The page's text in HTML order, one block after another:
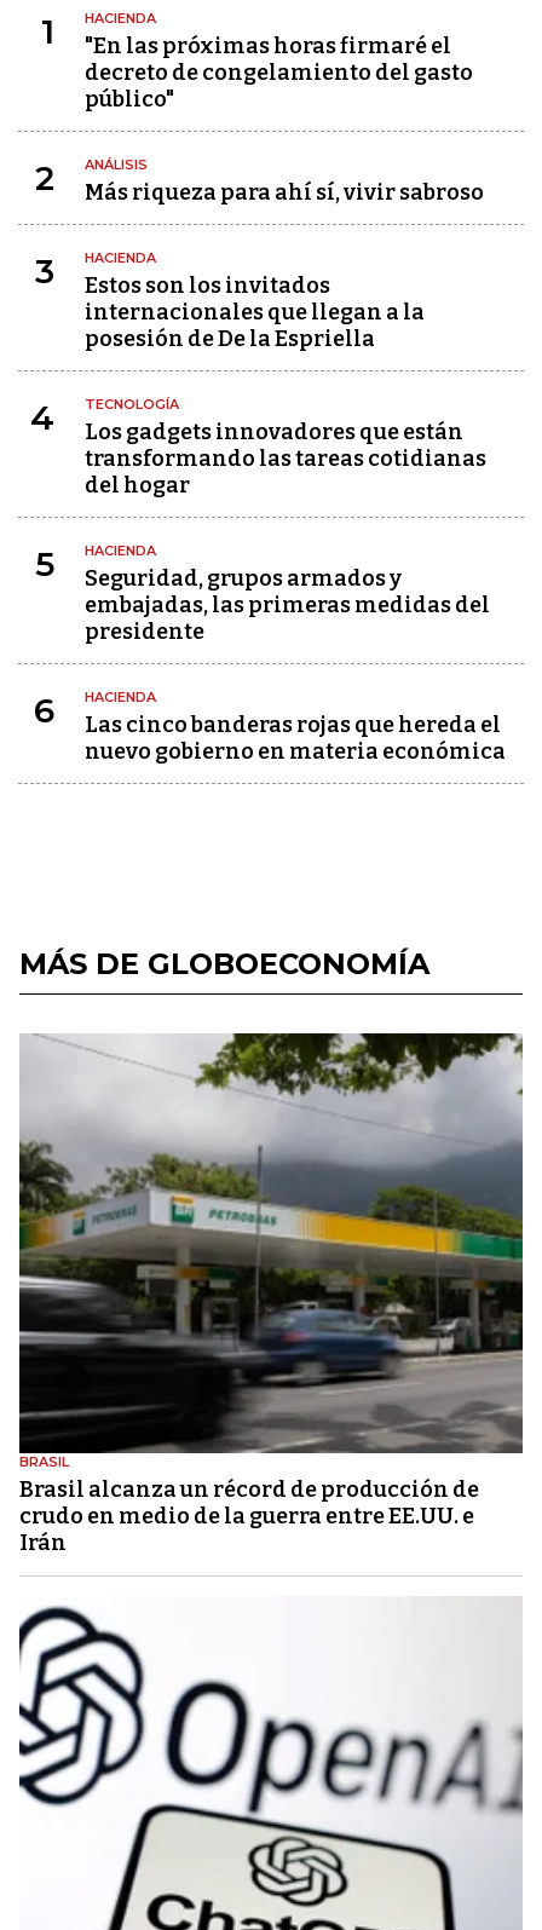
1 HACIENDA
"En las próximas horas firmaré el
decreto de congelamiento del gasto
público"
2 ANÁLISIS
Más riqueza para ahí sí, vivir sabroso
3 HACIENDA
Estos son los invitados
internacionales que llegan a la
posesión de De la Espriella
4 TECNOLOGÍA
Los gadgets innovadores que están
transformando las tareas cotidianas
del hogar
5 HACIENDA
Seguridad, grupos armados y
embajadas, las primeras medidas del
presidente
6 HACIENDA
Las cinco banderas rojas que hereda el
nuevo gobierno en materia económica
MÁS DE GLOBOECONOMÍA
BRASIL
Brasil alcanza un récord de producción de
crudo en medio de la guerra entre EE.UU. e
Irán